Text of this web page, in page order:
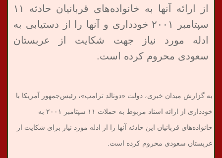
از ارائه آنها به خانواده‌های قربانیان حادثه ۱۱
سپتامبر ۲۰۰۱ خودداری و آنها را از دستیابی به
ادله مورد نیاز جهت شکایت از عربستان
سعودی محروم کرده است.
به گزارش میدان خبری، دولت «دونالد ترامپ»، رئیس‌جمهور آمریکا با
خودداری از ارائه اسناد مربوط به حملات ۱۱ سپتامبر ۲۰۰۱ به
خانواده‌های قربانیان این حادثه آنها را از ادله مورد نیاز برای شکایت از
عربستان سعودی محروم کرده است.